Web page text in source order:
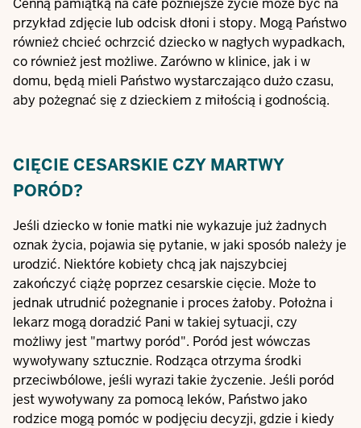
Cenną pamiątką na całe późniejsze życie może być na
przykład zdjęcie lub odcisk dłoni i stopy. Mogą Państwo
również chcieć ochrzcić dziecko w nagłych wypadkach,
co również jest możliwe. Zarówno w klinice, jak i w
domu, będą mieli Państwo wystarczająco dużo czasu,
aby pożegnać się z dzieckiem z miłością i godnością.
CIĘCIE CESARSKIE CZY MARTWY
PORÓD?
Jeśli dziecko w łonie matki nie wykazuje już żadnych
oznak życia, pojawia się pytanie, w jaki sposób należy je
urodzić. Niektóre kobiety chcą jak najszybciej
zakończyć ciążę poprzez cesarskie cięcie. Może to
jednak utrudnić pożegnanie i proces żałoby. Położna i
lekarz mogą doradzić Pani w takiej sytuacji, czy
możliwy jest "martwy poród". Poród jest wówczas
wywoływany sztucznie. Rodząca otrzyma środki
przeciwbólowe, jeśli wyrazi takie życzenie. Jeśli poród
jest wywoływany za pomocą leków, Państwo jako
rodzice mogą pomóc w podjęciu decyzji, gdzie i kiedy